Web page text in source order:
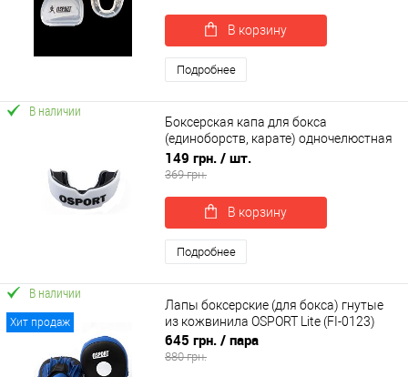
В корзину
Подробнее
В наличии
Боксерская капа для бокса
(единоборств, карате) одночелюстная
OSPORT (MS 1627)
149 грн. / шт.
369 грн.
В корзину
Подробнее
Хит продаж
В наличии
Лапы боксерские (для бокса) гнутые
из кожвинила OSPORT Lite (FI-0123)
645 грн. / пара
880 грн.